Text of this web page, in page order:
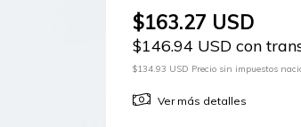
$163.27 USD
$146.94 USD con
$134.93 USD Precio sin impuestos
Ver más detalles